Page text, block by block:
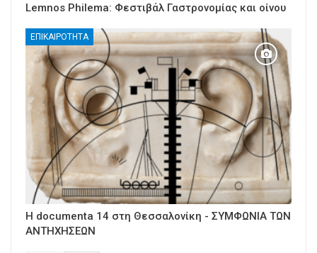
Lemnos Philema: Φεστιβάλ Γαστρονομίας και οίνου
ΕΠΙΚΑΙΡΌΤΗΤΑ
H documenta 14 στη Θεσσαλονίκη - ΣΥΜΦΩΝΙΑ ΤΩΝ
ΑΝΤΗΧΗΣΕΩΝ